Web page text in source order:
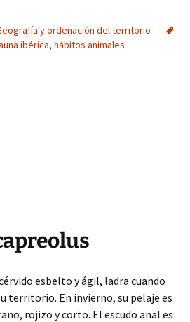
y ordenación del territorio
ibérica, hábitos animales
esbelto y ágil, ladra cuando
territorio. En invierno, su pelaje es
rojizo y corto. El escudo anal es